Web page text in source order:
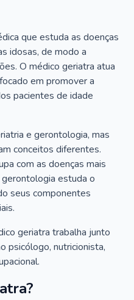
que estuda as doenças
idosas, de modo a
O médico geriatra atua
em promover a
pacientes de idade
e gerontologia, mas
conceitos diferentes.
com as doenças mais
estuda o
seus componentes
geriatra trabalha junto
psicólogo, nutricionista,